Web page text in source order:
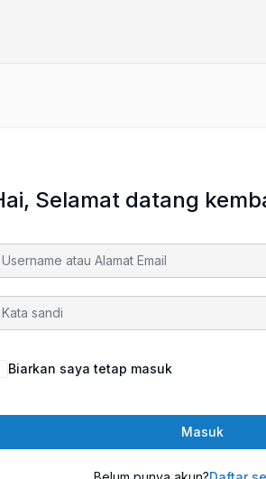
Selamat datang
Biarkan saya tetap masuk
Masuk